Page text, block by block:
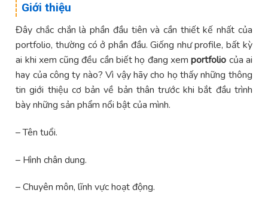
Giới thiệu
Đây chắc chắn là phần đầu tiên và cần thiết kế nhất của
portfolio, thường có ở phần đầu. Giống như profile, bất kỳ
ai khi xem cũng đều cần biết họ đang xemportfolio của ai
hay của công ty nào? Vì vậy hãy cho họ thấy những thông
tin giới thiệu cơ bản về bản thân trước khi bắt đầu trình
bày những sản phẩm nổi bật của mình.
– Tên tuổi.
– Hình chân dung.
– Chuyên môn, lĩnh vực hoạt động.